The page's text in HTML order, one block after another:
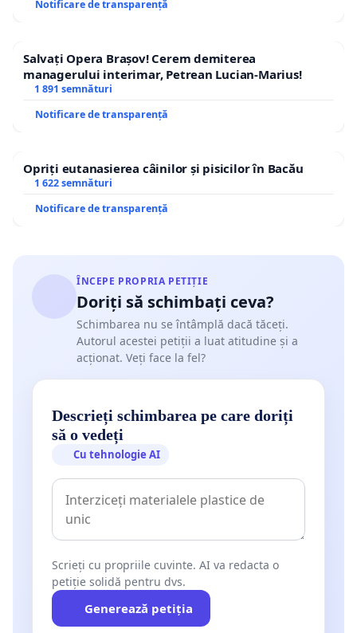
Notificare de transparență
Salvați Opera Brașov! Cerem demiterea
managerului interimar, Petrean Lucian-Marius!
1 891 semnături
Notificare de transparență
Opriți eutanasierea câinilor și pisicilor în Bacău
1 622 semnături
Notificare de transparență
ÎNCEPE PROPRIA PETIȚIE
Doriți să schimbați ceva?
Schimbarea nu se întâmplă dacă tăceți.
Autorul acestei petiții a luat atitudine și a
acționat. Veți face la fel?
Descrieți schimbarea pe care doriți
să o vedeți
Cu tehnologie AI
Scrieți cu propriile cuvinte. AI va redacta o
petiție solidă pentru dvs.
Generează petiția